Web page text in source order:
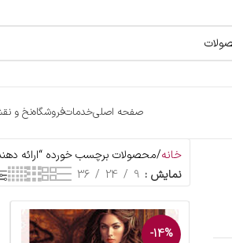
صفحه اصلیخدماتفروشگاهنخ و
خانه محصولات برچسب خورده “ارائه
نمایش
9
24
36
-14%